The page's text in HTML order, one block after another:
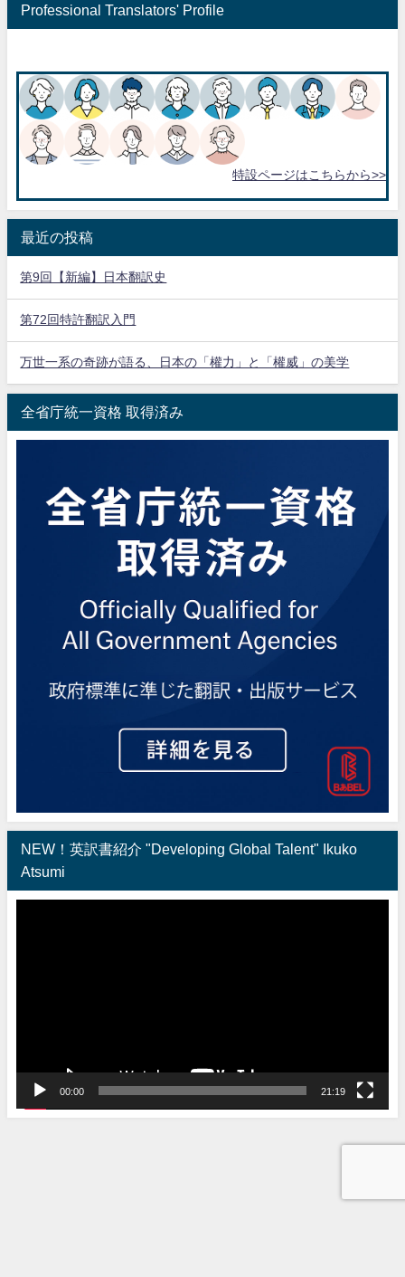
Professional Translators' Profile
特設ページはこちらから>>
最近の投稿
第9回【新編】日本翻訳史
第72回特許翻訳入門
万世一系の奇跡が語る、日本の「權力」と「權威」の美学
全省庁統一資格 取得済み
NEW！英訳書紹介 "Developing Global Talent" Ikuko
Atsumi
00:00 21:19